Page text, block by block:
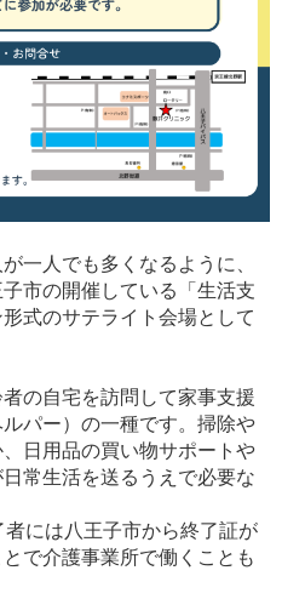
一人でも多くなるように、
市の開催している「生活支
式のサテライト会場として
の自宅を訪問して家事支援
パー）の一種です。掃除や
日用品の買い物サポートや
常生活を送るうえで必要な
には八王子市から終了証が
で介護事業所で働くことも